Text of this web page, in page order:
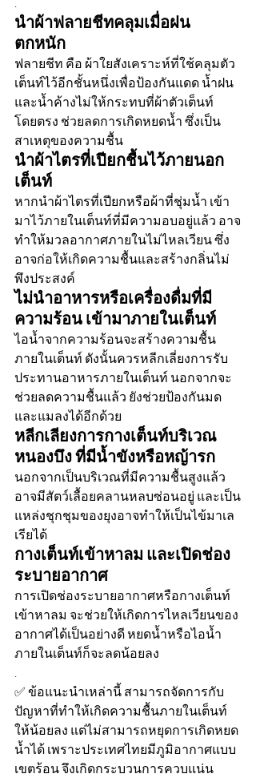
นำผ้าฟลายชีทคลุมเมื่อฝน
ตกหนัก
ฟลายชีท คือ ผ้าใยสังเคราะห์ที่ใช้คลุมตัว
เต็นท์ไว้อีกชั้นหนึ่งเพื่อป้องกันแดด น้ำฝน
และน้ำค้างไม่ให้กระทบที่ผ้าตัวเต็นท์
โดยตรง ช่วยลดการเกิดหยดน้ำ ซึ่งเป็น
สาเหตุของความชื้น
นำผ้าไตรที่เปียกชื้นไว้ภายนอก
เต็นท์
หากนำผ้าไตรที่เปียกหรือผ้าที่ชุ่มน้ำ เข้า
มาไว้ภายในเต็นท์ที่มีความอบอยู่แล้ว อาจ
ทำให้มวลอากาศภายในไม่ไหลเวียน ซึ่ง
อาจก่อให้เกิดความชื้นและสร้างกลิ่นไม่
พึงประสงค์
ไม่นำอาหารหรือเครื่องดื่มที่มี
ความร้อน เข้ามาภายในเต็นท์
ไอน้ำจากความร้อนจะสร้างความชื้น
ภายในเต็นท์ ดังนั้นควรหลีกเลี่ยงการรับ
ประทานอาหารภายในเต็นท์ นอกจากจะ
ช่วยลดความชื้นแล้ว ยังช่วยป้องกันมด
และแมลงได้อีกด้วย
หลีกเลียงการกางเต็นท์บริเวณ
หนองบึง ที่มีน้ำขังหรือหญ้ารก
นอกจากเป็นบริเวณที่มีความชื้นสูงแล้ว
อาจมีสัตว์เลื้อยคลานหลบซ่อนอยู่ และเป็น
แหล่งชุกชุมของยุงอาจทำให้เป็นไข้มาเล
เรียได้
กางเต็นท์เข้าหาลม และเปิดช่อง
ระบายอากาศ
การเปิดช่องระบายอากาศหรือกางเต็นท์
เข้าหาลม จะช่วยให้เกิดการไหลเวียนของ
อากาศได้เป็นอย่างดี หยดน้ำหรือไอน้ำ
ภายในเต็นท์ก็จะลดน้อยลง
.
✅ ข้อแนะนำเหล่านี้ สามารถจัดการกับ
ปัญหาที่ทำให้เกิดความชื้นภายในเต็นท์
ให้น้อยลง แต่ไม่สามารถหยุดการเกิดหยด
น้ำได้ เพราะประเทศไทยมีภูมิอากาศแบบ
เขตร้อน จึงเกิดกระบวนการควบแน่น